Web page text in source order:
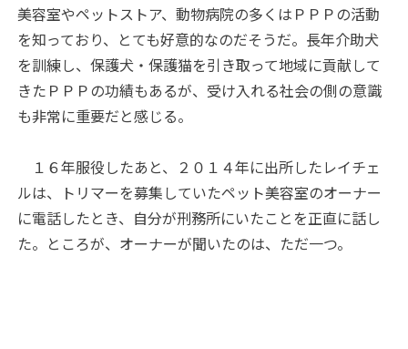
美容室やペットストア、動物病院の多くはＰＰＰの活動
を知っており、とても好意的なのだそうだ。長年介助犬
を訓練し、保護犬・保護猫を引き取って地域に貢献して
きたＰＰＰの功績もあるが、受け入れる社会の側の意識
も非常に重要だと感じる。
１６年服役したあと、２０１４年に出所したレイチェ
ルは、トリマーを募集していたペット美容室のオーナー
に電話したとき、自分が刑務所にいたことを正直に話し
た。ところが、オーナーが聞いたのは、ただ一つ。